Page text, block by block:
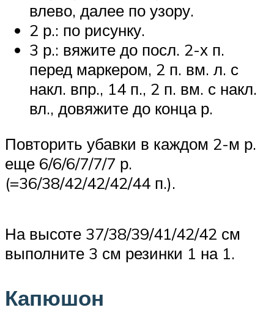
влево, далее по узору.
2 р.: по рисунку.
3 р.: вяжите до посл. 2-х п.
перед маркером, 2 п. вм. л. с
накл. впр., 14 п., 2 п. вм. с накл.
вл., довяжите до конца р.
Повторить убавки в каждом 2-м р.
еще 6/6/6/7/7/7 р.
(=36/38/42/42/42/44 п.).
На высоте 37/38/39/41/42/42 см
выполните 3 см резинки 1 на 1.
Капюшон